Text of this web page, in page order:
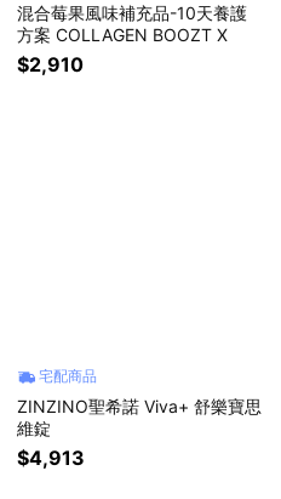
混合莓果風味補充品-10天養護
方案 COLLAGEN BOOZT X
$2,910
宅配商品
ZINZINO聖希諾 Viva+ 舒樂寶思
維錠
$4,913